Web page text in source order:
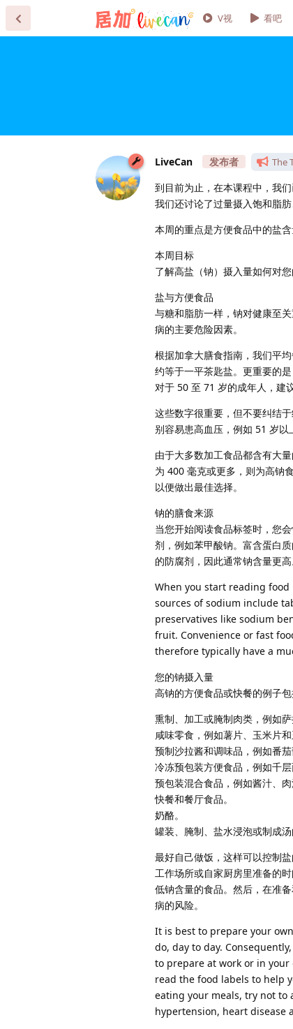
V视 看吧
LiveCan The
到目前为止，在本课程中，我
我们还讨论了过量摄入饱和脂
本周的重点是方便食品中的盐
本周目标
了解高盐（钠）摄入量如何对您
盐与方便食品
与糖和脂肪一样，钠对健康至
病的主要危险因素。
根据加拿大膳食指南，我们平
约等于一平茶匙盐。更重要的
对于 50 至 71 岁的成年人，建
这些数字很重要，但不要纠结
别容易患高血压，例如 51 岁以
由于大多数加工食品都含有大
为 400 毫克或更多，则为高钠
以便做出最佳选择。
钠的膳食来源
当您开始阅读食品标签时，您
剂，例如苯甲酸钠。富含蛋白
的防腐剂，因此通常钠含量更高
When you start reading
sources of sodium include
preservatives like sodium
fruit. Convenience or fast
therefore typically have a
您的钠摄入量
高钠的方便食品或快餐的例子包
熏制、加工或腌制肉类，例如
咸味零食，例如薯片、玉米片
预制沙拉酱和调味品，例如番茄
冷冻预包装方便食品，例如千层
预包装混合食品，例如酱汁、
快餐和餐厅食品。
奶酪。
罐装、腌制、盐水浸泡或制成汤
最好自己做饭，这样可以控制
工作场所或自家厨房里准备的
低钠含量的食品。然后，在准
病的风险。
It is best to prepare your
do, day to day.
to prepare at work or in your
read the food labels to help
eating your meals, try not to
hypertension, heart disease